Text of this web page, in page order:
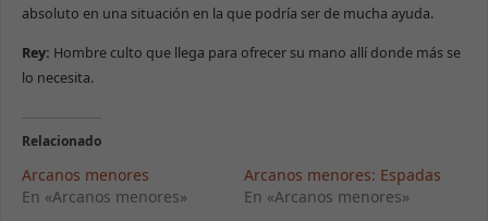
absoluto en una situación en la que podría ser de mucha ayuda.
Rey: Hombre culto que llega para ofrecer su mano allí donde más se
lo necesita.
Relacionado
Arcanos menores
En «Arcanos menores»
Arcanos menores: Espadas
En «Arcanos menores»